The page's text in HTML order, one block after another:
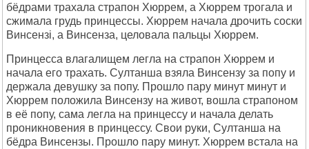
бёдрами трахала страпон Хюррем, а Хюррем трогала и
сжимала грудь принцессы. Хюррем начала дрочить соски
Винсензі, а Винсенза, целовала пальцы Хюррем.
Принцесса влагалищем легла на страпон Хюррем и
начала его трахать. Султанша взяла Винсензу за попу и
держала девушку за попу. Прошло пару минут минут и
Хюррем положила Винсензу на живот, вошла страпоном
в её попу, сама легла на принцессу и начала делать
проникновения в принцессу. Свои руки, Султанша на
бёдра Винсензы. Прошло пару минут. Хюррем встала на